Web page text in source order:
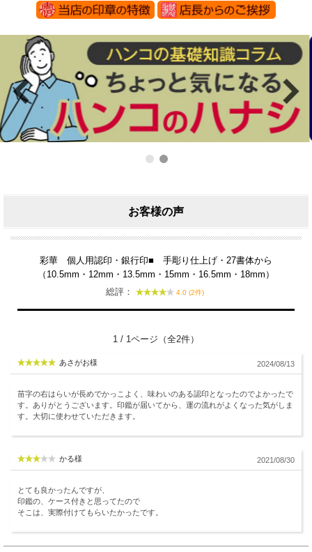
お客様の声
彩華 個人用認印・銀行印■ 手彫り仕上げ・27書体から
（10.5mm・12mm・13.5mm・15mm・16.5mm・18mm）
総評：
4.0 (2件)
1 / 1ページ（全2件）
あさがお様 2024/08/13
苗字の右はらいが長めでかっこよく、味わいのある認印となったのでよかったで
す。ありがとうございます。印鑑が届いてから、運の流れがよくなった気がしま
す。大切に使わせていただきます。
かる様 2021/08/30
とても良かったんですが、
印鑑の、ケース付きと思ってたので
そこは、実際付けてもらいたかったです。